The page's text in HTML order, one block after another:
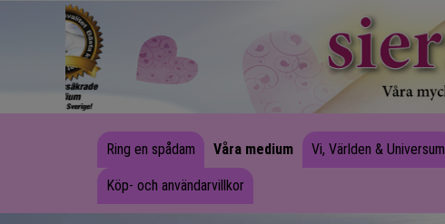
Ring en spådam Våra medium Vi, Världen & Universum
Köp- och användarvillkor